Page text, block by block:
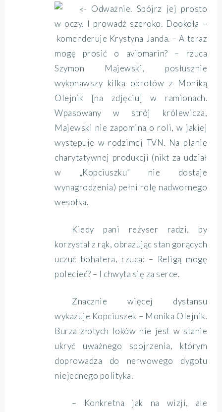
«- Odważnie. Spójrz jej prosto
w oczy. I prowadź szeroko. Dookoła –
komenderuje Krystyna Janda. – A teraz
mogę prosić o aviomarin? – rzuca
Szymon Majewski, posłusznie
wykonawszy kilka obrotów z Moniką
Olejnik [na zdjęciu] w ramionach.
Wpasowany w strój królewicza,
Majewski nie zapomina o roli, w jakiej
występuje w rodzimej TVN. Na planie
charytatywnej produkcji (nikt za udział
w „Kopciuszku” nie dostaje
wynagrodzenia) pełni rolę nadwornego
wesołka.
Kiedy pani reżyser radzi, by
korzystał z rąk, obrazując stan gorących
uczuć bohatera, rzuca: – Religą mogę
polecieć? – I chwyta się za serce.
Znacznie więcej dystansu
wykazuje Kopciuszek – Monika Olejnik.
Burza złotych loków nie jest w stanie
ukryć uważnego spojrzenia, którym
doprowadza do nerwowego dygotu
niejednego polityka.
– Konkretna jak na wizji, ale